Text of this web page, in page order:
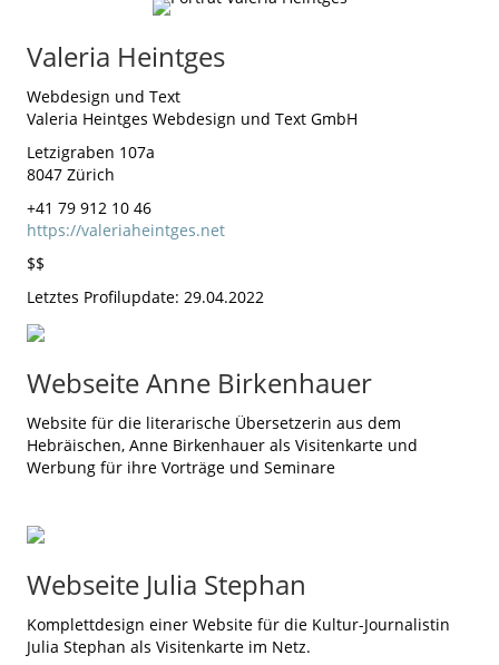
Valeria Heintges
Webdesign und Text
Valeria Heintges Webdesign und Text GmbH
Letzigraben 107a
8047 Zürich
+41 79 912 10 46
https://valeriaheintges.net
$$
Letztes Profilupdate: 29.04.2022
Webseite Anne Birkenhauer
Website für die literarische Übersetzerin aus dem
Hebräischen, Anne Birkenhauer als Visitenkarte und
Werbung für ihre Vorträge und Seminare
Webseite Julia Stephan
Komplettdesign einer Website für die Kultur-Journalistin
Julia Stephan als Visitenkarte im Netz.